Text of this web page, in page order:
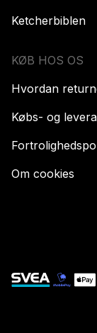
Ketcherbiblen
KØB HOS OS
Hvordan
Købs- og
Om cookies